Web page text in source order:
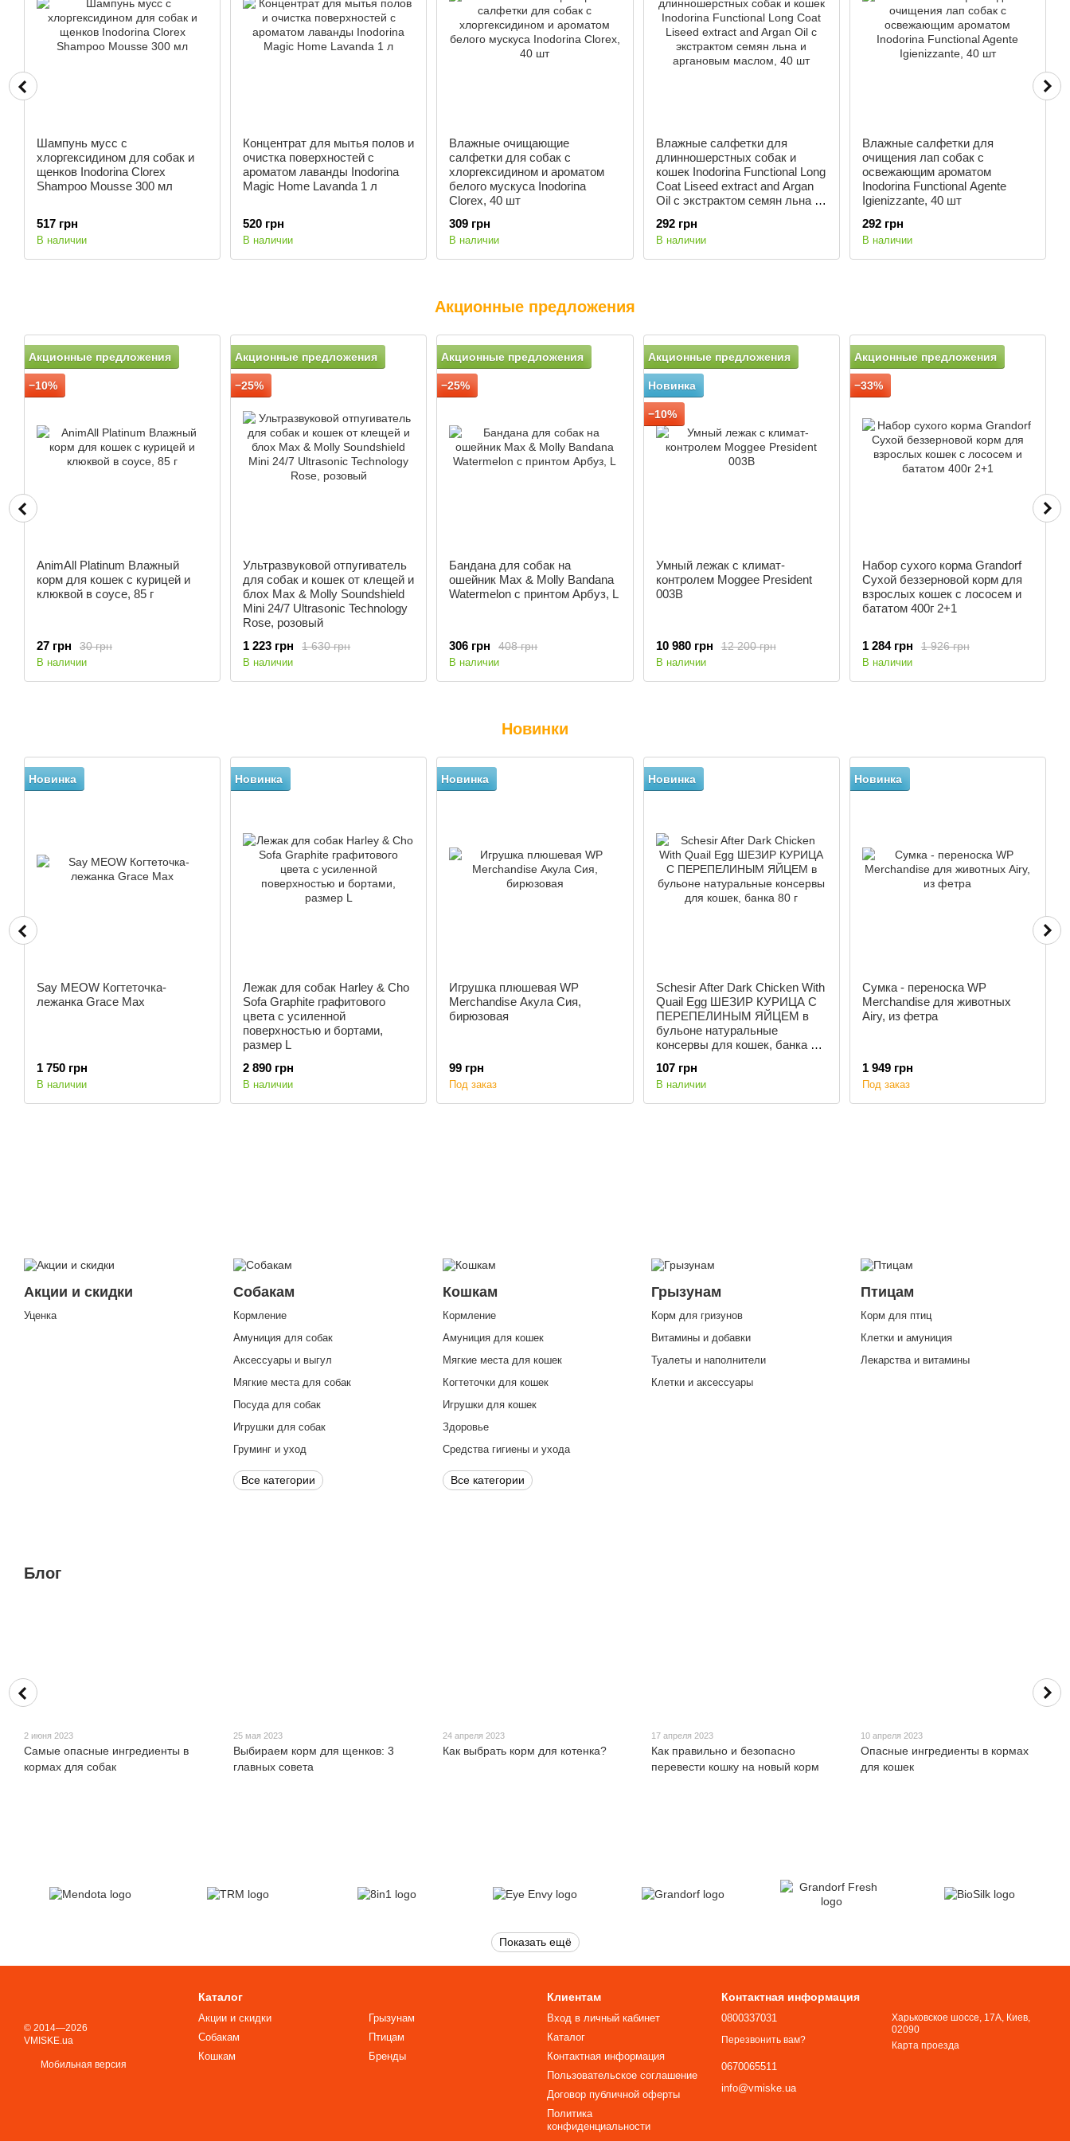
Шампунь мусс с
хлоргексидином для собак и
щенков Inodorina Clorex
Shampoo Mousse 300 мл
517 грн
В наличии
Концентрат для мытья полов и
очистка поверхностей с
ароматом лаванды Inodorina
Magic Home Lavanda 1 л
520 грн
В наличии
Влажные очищающие
салфетки для собак с
хлоргексидином и ароматом
белого мускуса Inodorina
Clorex, 40 шт
309 грн
В наличии
Влажные салфетки для
длинношерстных собак и
кошек Inodorina Functional Long
Coat Liseed extract and Argan
Oil с экстрактом семян льна и
292 грн
В наличии
Влажные салфетки для
очищения лап собак с
освежающим ароматом
Inodorina Functional Agente
Igienizzante, 40 шт
292 грн
В наличии
Акционные предложения
Акционные предложения
−10%
AnimAll Platinum Влажный
корм для кошек с курицей и
клюквой в соусе, 85 г
30 грн
27 грн
В наличии
Акционные предложения
−25%
Ультразвуковой отпугиватель
для собак и кошек от клещей и
блох Max & Molly Soundshield
Mini 24/7 Ultrasonic Technology
Rose, розовый
1 630 грн
1 223 грн
В наличии
Акционные предложения
−25%
Бандана для собак на
ошейник Max & Molly Bandana
Watermelon с принтом Арбуз, L
408 грн
306 грн
В наличии
Акционные предложения
Новинка
−10%
Умный лежак с климат-
контролем Moggee President
003B
12 200 грн
10 980 грн
В наличии
Акционные предложения
−33%
Набор сухого корма Grandorf
Сухой беззерновой корм для
взрослых кошек с лососем и
бататом 400г 2+1
1 926 грн
1 284 грн
В наличии
Новинки
Новинка
Say MEOW Когтеточка-
лежанка Grace Max
1 750 грн
В наличии
Новинка
Лежак для собак Harley & Cho
Sofa Graphite графитового
цвета с усиленной
поверхностью и бортами,
размер L
2 890 грн
В наличии
Новинка
Игрушка плюшевая WP
Merchandise Акула Сия,
бирюзовая
99 грн
Под заказ
Новинка
Schesir After Dark Chicken With
Quail Egg ШЕЗИР КУРИЦА С
ПЕРЕПЕЛИНЫМ ЯЙЦЕМ в
бульоне натуральные
консервы для кошек, банка 80
107 грн
В наличии
Новинка
Сумка - переноска WP
Merchandise для животных
Airy, из фетра
1 949 грн
Под заказ
Акции и скидки
Уценка
Собакам
Кормление
Амуниция для собак
Аксессуары и выгул
Мягкие места для собак
Посуда для собак
Игрушки для собак
Груминг и уход
Все категории
Кошкам
Кормление
Амуниция для кошек
Мягкие места для кошек
Когтеточки для кошек
Игрушки для кошек
Здоровье
Средства гигиены и ухода
Все категории
Грызунам
Корм для гризунов
Витамины и добавки
Туалеты и наполнители
Клетки и аксессуары
Птицам
Корм для птиц
Клетки и амуниция
Лекарства и витамины
Блог
2 июня 2023
Самые опасные ингредиенты в
кормах для собак
25 мая 2023
Выбираем корм для щенков: 3
главных совета
24 апреля 2023
Как выбрать корм для котенка?
17 апреля 2023
Как правильно и безопасно
перевести кошку на новый корм
10 апреля 2023
Опасные ингредиенты в кормах
для кошек
Показать ещё
© 2014—2026
VMISKE.ua
Мобильная версия
Каталог
Акции и скидки
Собакам
Кошкам
Грызунам
Птицам
Бренды
Клиентам
Вход в личный кабинет
Каталог
Контактная информация
Пользовательское соглашение
Договор публичной оферты
Политика
конфиденциальности
Контактная информация
0800337031
Перезвонить вам?
0670065511
info@vmiske.ua
Харьковское шоссе, 17А, Киев,
02090
Карта проезда